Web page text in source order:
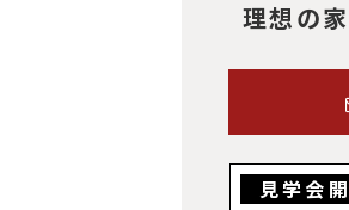
理想の